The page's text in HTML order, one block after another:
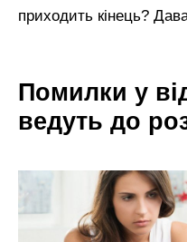
приходить кінець?
Помилки у
ведуть до